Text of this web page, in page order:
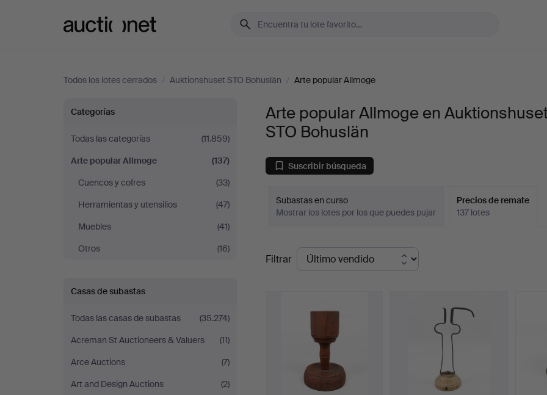
Todos los lotes cerrados / Auktionshuset STO Bohuslän / Arte popular Allmoge
Arte
popular
Allmoge
en
Auktionshuset
STO
Bohuslän
Categorías
Todas las categorías
(11.859)
Arte popular Allmoge
(137)
Cuencos y cofres
(33)
Herramientas y utensilios
(47)
Muebles
(41)
Otros
(16)
Casas de subastas
Todas las casas de subastas
(35.274)
Acreman St Auctioneers & Valuers
(11)
Arce Auctions
(7)
Art and Design Auctions
(2)
Arte popular Allmoge en
STO Bohuslän
Suscribir búsqueda
Subastas en curso
Mostrar los lotes por los que puedes pujar
Precios de remate
137 lotes
Precios
de
Filtrar